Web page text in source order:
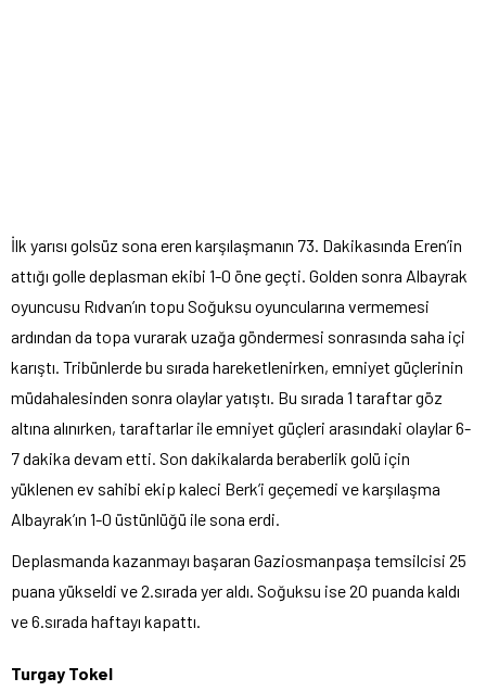
İlk yarısı golsüz sona eren karşılaşmanın 73. Dakikasında Eren’in
attığı golle deplasman ekibi 1-0 öne geçti. Golden sonra Albayrak
oyuncusu Rıdvan’ın topu Soğuksu oyuncularına vermemesi
ardından da topa vurarak uzağa göndermesi sonrasında saha içi
karıştı. Tribünlerde bu sırada hareketlenirken, emniyet güçlerinin
müdahalesinden sonra olaylar yatıştı. Bu sırada 1 taraftar göz
altına alınırken, taraftarlar ile emniyet güçleri arasındaki olaylar 6-
7 dakika devam etti. Son dakikalarda beraberlik golü için
yüklenen ev sahibi ekip kaleci Berk’i geçemedi ve karşılaşma
Albayrak’ın 1-0 üstünlüğü ile sona erdi.
Deplasmanda kazanmayı başaran Gaziosmanpaşa temsilcisi 25
puana yükseldi ve 2.sırada yer aldı. Soğuksu ise 20 puanda kaldı
ve 6.sırada haftayı kapattı.
Turgay Tokel